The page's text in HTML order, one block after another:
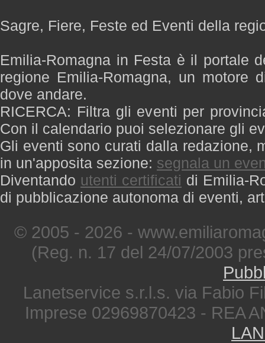
Sagre, Fiere, Feste ed Eventi della
Emilia-Romagna in Festa è il portale
regione Emilia-Romagna, un motore
dove andare.
RICERCA: Filtra gli eventi per
Con il calendario puoi selezionare gli
Gli eventi sono curati dalla redazione,
in un'apposita sezione: segnala un
Diventando utenti certificati di Emilia-
di pubblicazione autonoma di eventi,
© 2005 - 2026 -
(Reg. n. 17 del 24/07/2003
Lanetservice s.r.l.s. via Fabio
Imprese 02969870423 - REA